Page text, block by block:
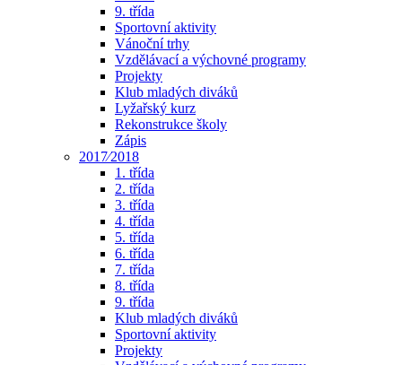
9. třída
Sportovní aktivity
Vánoční trhy
Vzdělávací a výchovné programy
Projekty
Klub mladých diváků
Lyžařský kurz
Rekonstrukce školy
Zápis
2017⁄2018
1. třída
2. třída
3. třída
4. třída
5. třída
6. třída
7. třída
8. třída
9. třída
Klub mladých diváků
Sportovní aktivity
Projekty